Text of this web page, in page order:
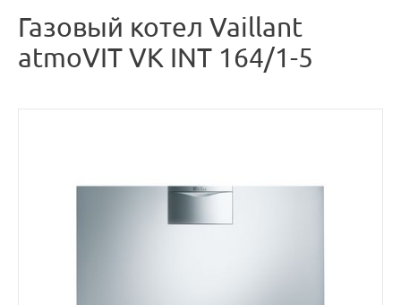
Газовый котел Vaillant
atmoVIT VK INT 164/1-5